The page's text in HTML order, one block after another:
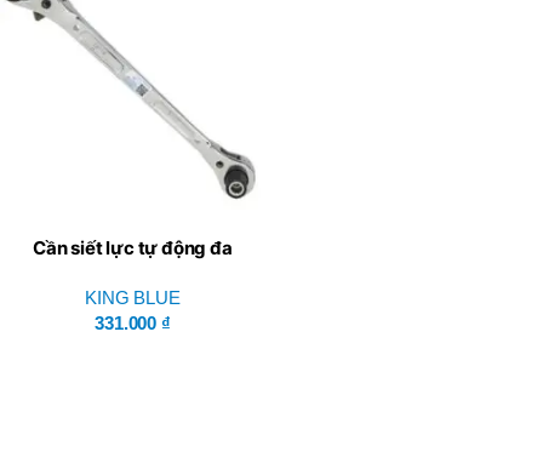
Cần siết lực tự động đa
08
KING BLUE
331.000 ₫